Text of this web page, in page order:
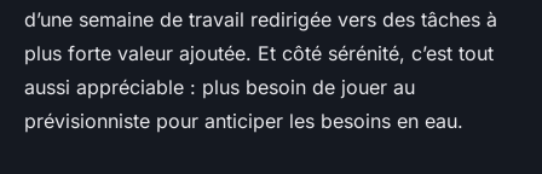
d’une semaine de travail redirigée vers des tâches à
plus forte valeur ajoutée. Et côté sérénité, c’est tout
aussi appréciable : plus besoin de jouer au
prévisionniste pour anticiper les besoins en eau.